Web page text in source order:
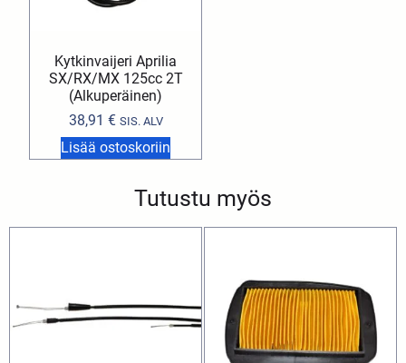
Kytkinvaijeri Aprilia
SX/RX/MX 125cc 2T
(Alkuperäinen)
38,91 € SIS. ALV
Lisää ostoskoriin
Tutustu myös